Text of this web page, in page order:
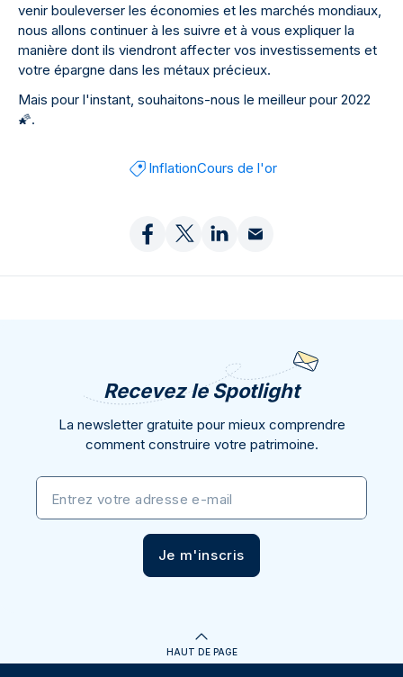
venir bouleverser les économies et les marchés mondiaux,
nous allons continuer à les suivre et à vous expliquer la
manière dont ils viendront affecter vos investissements et
votre épargne dans les métaux précieux.
Mais pour l'instant, souhaitons-nous le meilleur pour 2022
🌠.
InflationCours de l'or
Recevez le Spotlight
La newsletter gratuite pour mieux comprendre
comment construire votre patrimoine.
Entrez votre adresse e-mail
Je m'inscris
HAUT DE PAGE